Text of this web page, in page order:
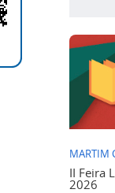
MARTIM
II Feira
2026